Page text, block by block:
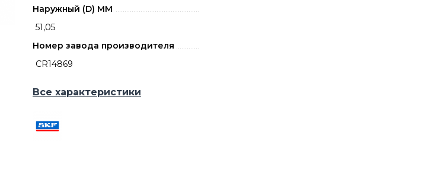
Наружный (D) ММ
51,05
Номер завода производителя
CR14869
Все характеристики